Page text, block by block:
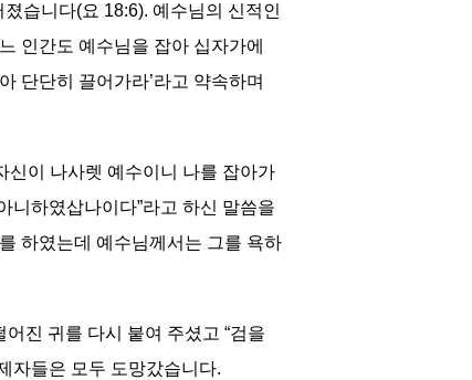
습니다(요 18:6). 예수님의 신적인
인간도 예수님을 잡아 십자가에
단단히 끌어가라’라고 약속하며
신이 나사렛 예수이니 나를 잡아가
니하였삽나이다”라고 하신 말씀을
하였는데 예수님께서는 그를 욕하
진 귀를 다시 붙여 주셨고 “검을
자들은 모두 도망갔습니다.